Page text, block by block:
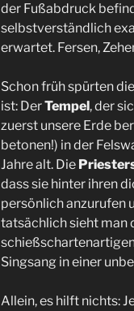
der Fußabdruck
selbstverständlich
erwartet. Fersen,
Schon früh spürten
ist: DerTempel, der
zuerst unsere Erde
betonen!) in der
Jahre alt. Die
dass sie hinter ihren
persönlich anzurufen
tatsächlich sieht man
Singsang in einer
Allein, es hilft nichts: